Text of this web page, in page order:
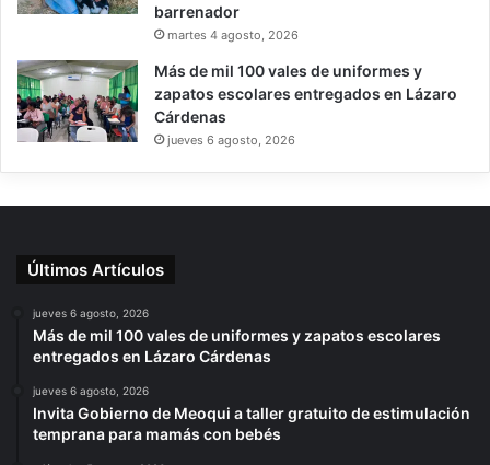
barrenador
martes 4 agosto, 2026
Más de mil 100 vales de uniformes y
zapatos escolares entregados en Lázaro
Cárdenas
jueves 6 agosto, 2026
Últimos Artículos
jueves 6 agosto, 2026
Más de mil 100 vales de uniformes y zapatos escolares
entregados en Lázaro Cárdenas
jueves 6 agosto, 2026
Invita Gobierno de Meoqui a taller gratuito de estimulación
temprana para mamás con bebés